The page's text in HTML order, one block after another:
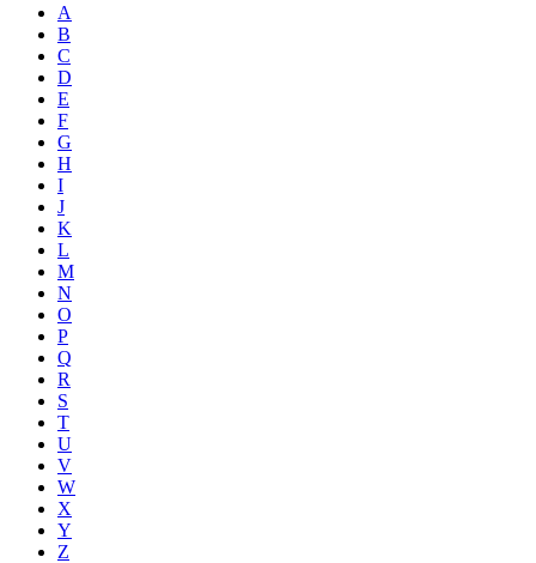
A
B
C
D
E
F
G
H
I
J
K
L
M
N
O
P
Q
R
S
T
U
V
W
X
Y
Z